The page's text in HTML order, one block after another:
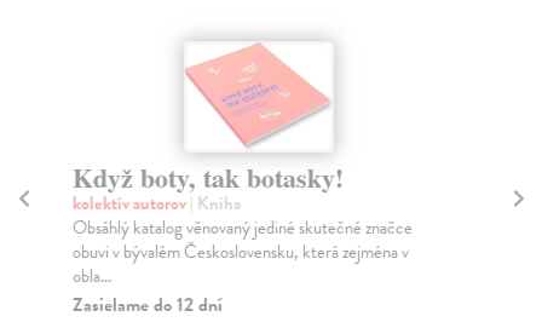
Když boty, tak botasky!
kolektív autorov| Kniha
Obsáhlý katalog věnovaný jediné skutečné značce
obuvi v bývalém Československu, která zejména v
obla...
Zasielame do 12 dní